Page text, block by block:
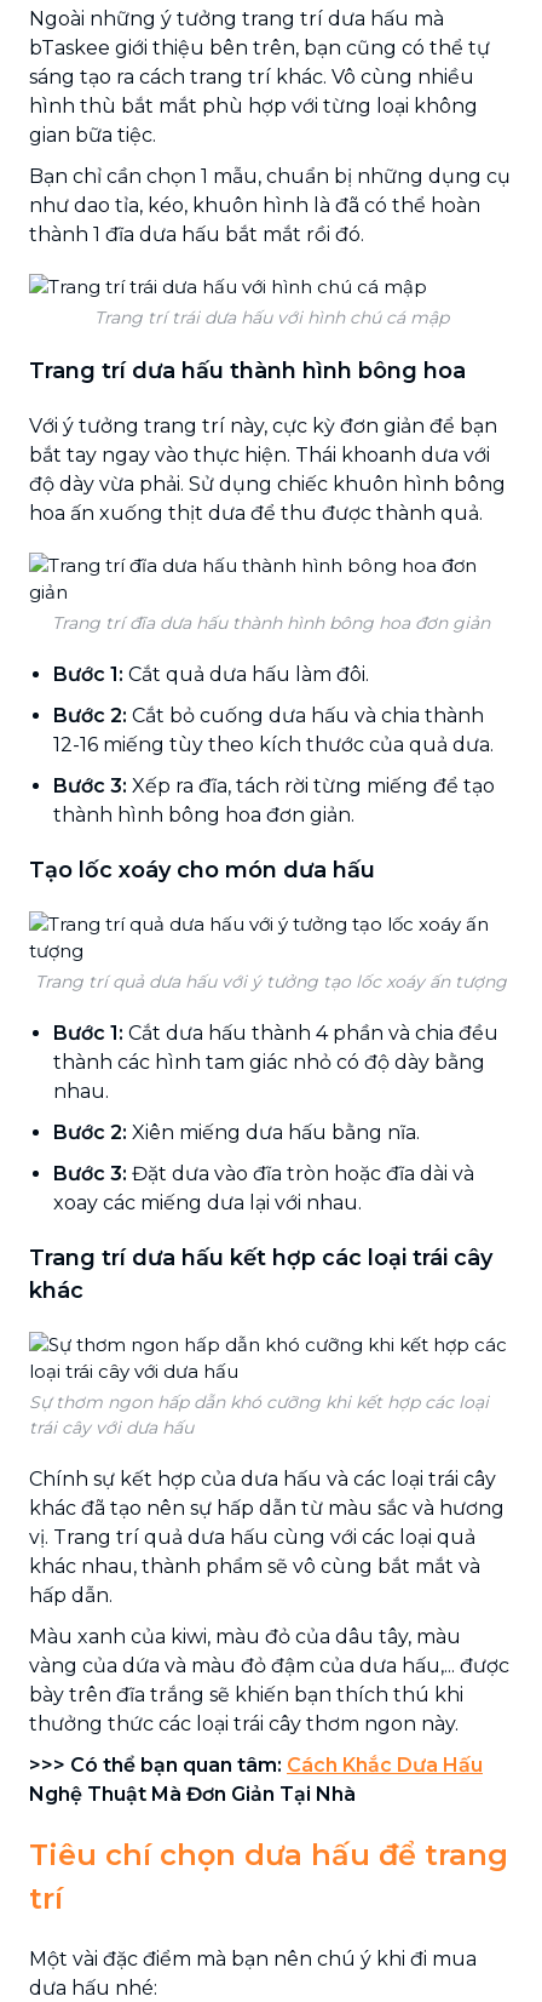
Ngoài những ý tưởng trang trí dưa hấu mà
bTaskee giới thiệu bên trên, bạn cũng có thể tự
sáng tạo ra cách trang trí khác. Vô cùng nhiều
hình thù bắt mắt phù hợp với từng loại không
gian bữa tiệc.
Bạn chỉ cần chọn 1 mẫu, chuẩn bị những dụng cụ
như dao tỉa, kéo, khuôn hình là đã có thể hoàn
thành 1 đĩa dưa hấu bắt mắt rồi đó.
Trang trí trái dưa hấu với hình chú cá mập
Trang trí dưa hấu thành hình bông hoa
Với ý tưởng trang trí này, cực kỳ đơn giản để bạn
bắt tay ngay vào thực hiện. Thái khoanh dưa với
độ dày vừa phải. Sử dụng chiếc khuôn hình bông
hoa ấn xuống thịt dưa để thu được thành quả.
Trang trí đĩa dưa hấu thành hình bông hoa đơn giản
Bước 1: Cắt quả dưa hấu làm đôi.
Bước 2: Cắt bỏ cuống dưa hấu và chia thành
12-16 miếng tùy theo kích thước của quả dưa.
Bước 3: Xếp ra đĩa, tách rời từng miếng để tạo
thành hình bông hoa đơn giản.
Tạo lốc xoáy cho món dưa hấu
Trang trí quả dưa hấu với ý tưởng tạo lốc xoáy ấn tượng
Bước 1: Cắt dưa hấu thành 4 phần và chia đều
thành các hình tam giác nhỏ có độ dày bằng
nhau.
Bước 2: Xiên miếng dưa hấu bằng nĩa.
Bước 3: Đặt dưa vào đĩa tròn hoặc đĩa dài và
xoay các miếng dưa lại với nhau.
Trang trí dưa hấu kết hợp các loại trái cây
khác
Sự thơm ngon hấp dẫn khó cưỡng khi kết hợp các loại
trái cây với dưa hấu
Chính sự kết hợp của dưa hấu và các loại trái cây
khác đã tạo nên sự hấp dẫn từ màu sắc và hương
vị. Trang trí quả dưa hấu cùng với các loại quả
khác nhau, thành phẩm sẽ vô cùng bắt mắt và
hấp dẫn.
Màu xanh của kiwi, màu đỏ của dâu tây, màu
vàng của dứa và màu đỏ đậm của dưa hấu,... được
bày trên đĩa trắng sẽ khiến bạn thích thú khi
thưởng thức các loại trái cây thơm ngon này.
>>> Có thể bạn quan tâm: Cách Khắc Dưa Hấu
Nghệ Thuật Mà Đơn Giản Tại Nhà
Tiêu chí chọn dưa hấu để trang
trí
Một vài đặc điểm mà bạn nên chú ý khi đi mua
dưa hấu nhé: